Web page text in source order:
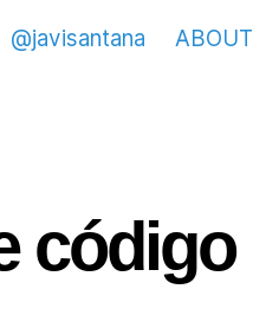
@javisantana ABOUT
código